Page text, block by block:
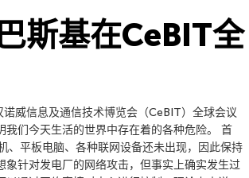
斯基在CeBIT全
威信息及通信技术博览会（CeBIT）全球会议
我们今天生活的世界中存在着的各种危险。 首
、平板电脑、各种联网设备还未出现，因此保持
针对发电厂的网络攻击，但事实上确实发生过